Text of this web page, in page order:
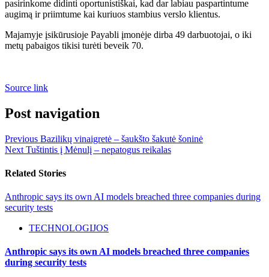
pasirinkome didinti oportunistiškai, kad dar labiau paspartintume
augimą ir priimtume kai kuriuos stambius verslo klientus.
Majamyje įsikūrusioje Payabli įmonėje dirba 49 darbuotojai, o iki
metų pabaigos tikisi turėti beveik 70.
Source link
Post navigation
Previous Bazilikų vinaigretė – šaukšto šakutė šoninė
Next Tuštintis į Mėnulį – nepatogus reikalas
Related Stories
Anthropic says its own AI models breached three companies during
security tests
TECHNOLOGIJOS
Anthropic says its own AI models breached three companies
during security tests